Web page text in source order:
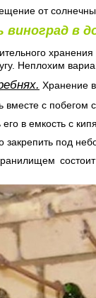
от
виноград в
Неплохим
Хранение
вместе с
его в емкость с
закрепить под